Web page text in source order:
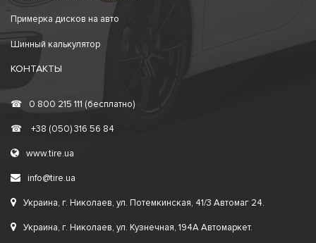
Примерка дисков на авто
Шинный калькулятор
КОНТАКТЫ
☎ 0 800 215 111 (бесплатно)
☎ +38 (050) 316 56 84
www.tire.ua
info@tire.ua
Украина, г. Николаев, ул. Потемкинская, 41/3 Автомаг 24.
Украина, г. Николаев, ул. Кузнечная, 194А Автомаркет.